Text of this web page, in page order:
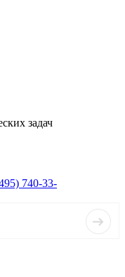
задач
740-33-